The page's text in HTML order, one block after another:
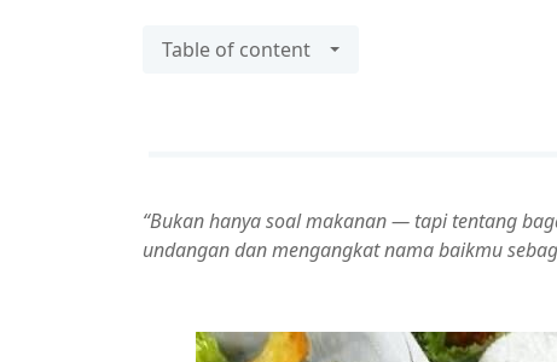
Table of content
“Bukan hanya soal makanan — tapi tentang
undangan dan mengangkat nama baikmu